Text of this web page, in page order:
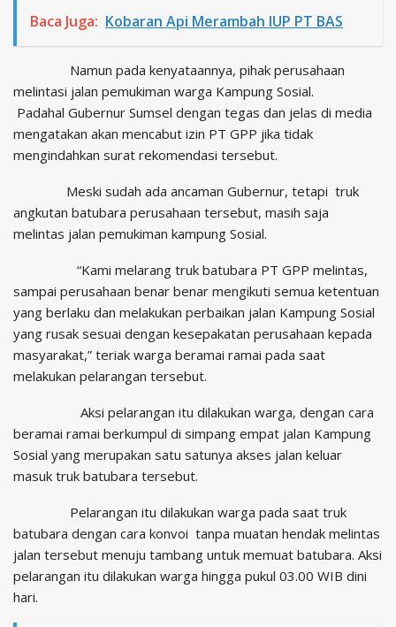
Baca Juga: Kobaran Api Merambah IUP PT BAS
Namun pada kenyataannya, pihak perusahaan
melintasi jalan pemukiman warga Kampung Sosial.
Padahal Gubernur Sumsel dengan tegas dan jelas di media
mengatakan akan mencabut izin PT GPP jika tidak
mengindahkan surat rekomendasi tersebut.
Meski sudah ada ancaman Gubernur, tetapi truk
angkutan batubara perusahaan tersebut, masih saja
melintas jalan pemukiman kampung Sosial.
“Kami melarang truk batubara PT GPP melintas,
sampai perusahaan benar benar mengikuti semua ketentuan
yang berlaku dan melakukan perbaikan jalan Kampung Sosial
yang rusak sesuai dengan kesepakatan perusahaan kepada
masyarakat,” teriak warga beramai ramai pada saat
melakukan pelarangan tersebut.
Aksi pelarangan itu dilakukan warga, dengan cara
beramai ramai berkumpul di simpang empat jalan Kampung
Sosial yang merupakan satu satunya akses jalan keluar
masuk truk batubara tersebut.
Pelarangan itu dilakukan warga pada saat truk
batubara dengan cara konvoi tanpa muatan hendak melintas
jalan tersebut menuju tambang untuk memuat batubara. Aksi
pelarangan itu dilakukan warga hingga pukul 03.00 WIB dini
hari.